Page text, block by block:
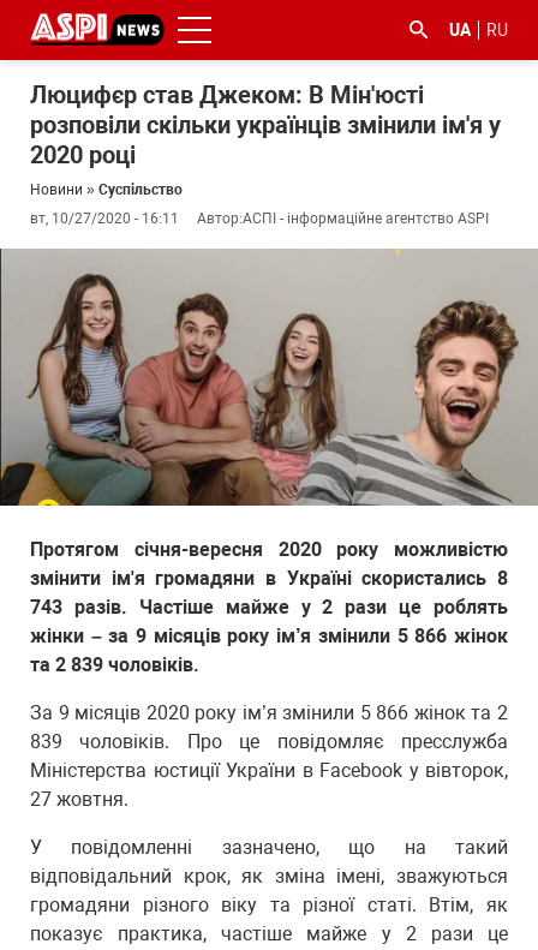
UA RU
Люцифєр став Джеком: В Мін'юсті
розповіли скільки українців змінили ім'я у
2020 році
Новини » Суспільство
вт, 10/27/2020 - 16:11
Автор:АСПІ - інформаційне агентство ASPI
Протягом січня-вересня 2020 року можливістю
змінити ім'я громадяни в Україні скористались 8
743 разів. Частіше майже у 2 рази це роблять
жінки – за 9 місяців року ім’я змінили 5 866 жінок
та 2 839 чоловіків.
За 9 місяців 2020 року ім’я змінили 5 866 жінок та 2
839 чоловіків. Про це повідомляє пресслужба
Міністерства юстиції України в Facebook у вівторок,
27 жовтня.
У повідомленні зазначено, що на такий
відповідальний крок, як зміна імені, зважуються
громадяни різного віку та різної статі. Втім, як
показує практика, частіше майже у 2 рази це
#боротьба
з
корупцією